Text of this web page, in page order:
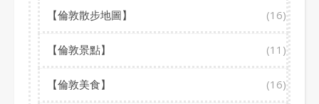
【倫敦散步地圖】 (16)
【倫敦景點】 (11)
【倫敦美食】 (16)